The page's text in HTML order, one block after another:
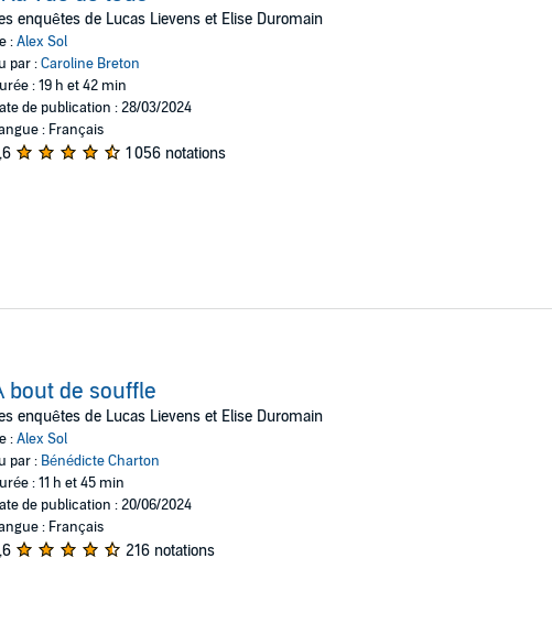
course contre la montre, Laura et Lucas retrouveront-ils Marie à temps ? " La
enquêtes de Lucas Lievens et Elise Duromain
:Alex Sol
par :Caroline Breton
: 19 h et 42 min
de publication : 28/03/2024
: Français
1 056 notations
bout de souffle
enquêtes de Lucas Lievens et Elise Duromain
:Alex Sol
par : Bénédicte Charton
: 11 h et 45 min
de publication : 20/06/2024
: Français
216 notations